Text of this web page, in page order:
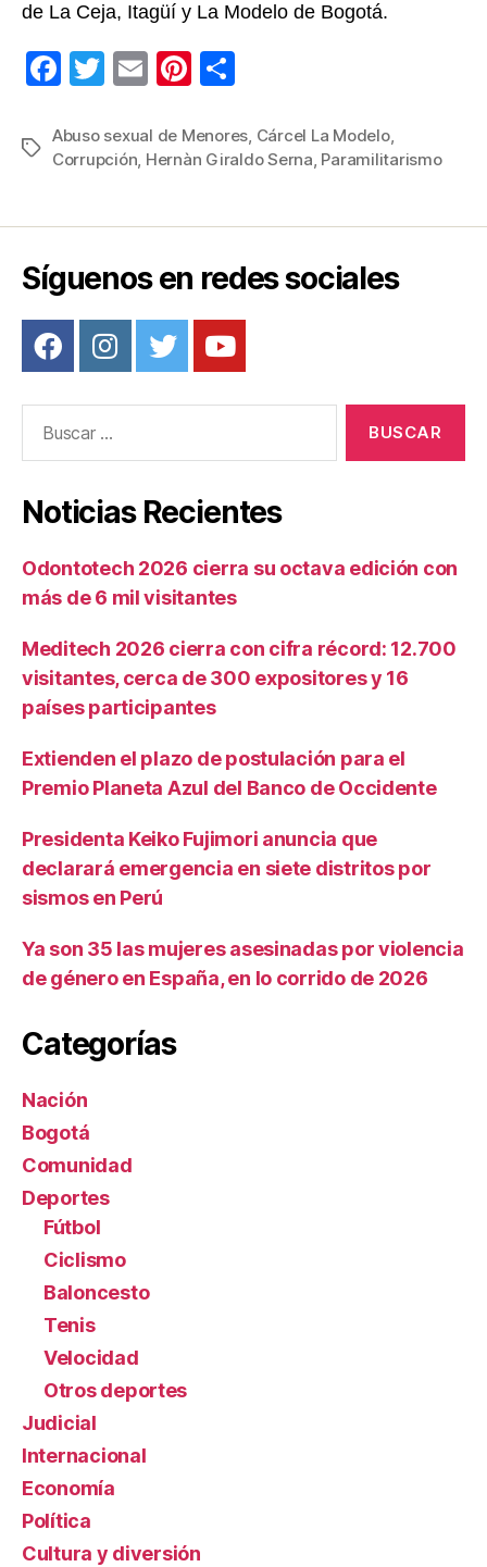
de La Ceja, Itagüí y La Modelo de Bogotá.
F
c
e
o
k
T
tt
er
E
ail
Pi
er
e
m
p
Etiquetas
Abuso sexual de Menores, Cárcel La Modelo,
Corrupción, Hernàn Giraldo Serna, Paramilitarismo
Síguenos en redes sociales
Noticias Recientes
Odontotech 2026 cierra su octava edición con
más de 6 mil visitantes
Meditech 2026 cierra con cifra récord: 12.700
visitantes, cerca de 300 expositores y 16
países participantes
Extienden el plazo de postulación para el
Premio Planeta Azul del Banco de Occidente
Presidenta Keiko Fujimori anuncia que
declarará emergencia en siete distritos por
sismos en Perú
Ya son 35 las mujeres asesinadas por violencia
de género en España, en lo corrido de 2026
Categorías
Nación
Bogotá
Comunidad
Deportes
Fútbol
Ciclismo
Baloncesto
Tenis
Velocidad
Otros deportes
Judicial
Internacional
Economía
Política
Cultura y diversión